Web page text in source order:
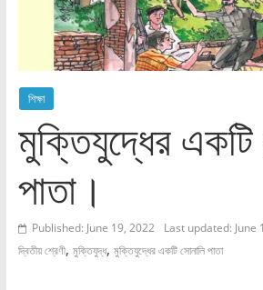
শিক্ষা
মুক্তিযুদ্ধের একটি
পাতা।
Published: June 19, 2022 Last updated: June
দ্বিতীয় শ্রেণী, মুক্তিযুদ্ধ, মুক্তিযুদ্ধের একটি সোনালি পাতা